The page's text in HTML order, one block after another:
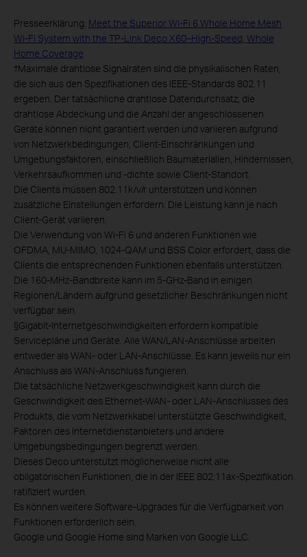
Presseerklärung: Meet the Superior Wi-Fi 6 Whole Home Mesh
Wi-Fi System with the TP-Link Deco X60–High-Speed, Whole
Home Coverage
†Maximale drahtlose Signalraten sind die physikalischen Raten,
die sich aus den Spezifikationen des IEEE-Standards 802.11
ergeben. Der tatsächliche drahtlose Datendurchsatz, die
drahtlose Abdeckung und die Anzahl der angeschlossenen
Geräte können nicht garantiert werden und variieren aufgrund
von Netzwerkbedingungen, Client-Einschränkungen und
Umgebungsfaktoren, einschließlich Baumaterialien, Hindernissen,
Verkehrsaufkommen und -dichte sowie Client-Standort.
Die Clients müssen 802.11k/v/r unterstützen und können
zusätzliche Einstellungen erfordern. Die Leistung kann je nach
Client-Gerät variieren.
Die Verwendung von Wi-Fi 6 und anderen Funktionen wie
OFDMA, MU-MIMO, 1024-QAM und BSS Color erfordert, dass die
Clients die entsprechenden Funktionen ebenfalls unterstützen.
Die 160-MHz-Bandbreite kann im 5-GHz-Band in einigen
Regionen/Ländern aufgrund gesetzlicher Beschränkungen nicht
verfügbar sein.
§Gigabit-Internetgeschwindigkeiten erfordern kompatible
Servicepläne und Geräte. Alle WAN/LAN-Anschlüsse arbeiten
entweder als WAN- oder LAN-Anschlüsse. Es kann jeweils nur ein
Anschluss als WAN-Anschluss fungieren.
Die tatsächliche Netzwerkgeschwindigkeit kann durch die
Geschwindigkeit des Ethernet-WAN- oder LAN-Anschlusses des
Produkts, die vom Netzwerkkabel unterstützte Geschwindigkeit,
Faktoren des Internetdienstanbieters und andere
Umgebungsbedingungen begrenzt werden.
Dieses Deco unterstützt möglicherweise nicht alle
obligatorischen Funktionen, die in der IEEE 802.11ax-Spezifikation
ratifiziert wurden.
Es können weitere Software-Upgrades für die Verfügbarkeit von
Funktionen erforderlich sein.
Google und Google Home sind Marken von Google LLC.